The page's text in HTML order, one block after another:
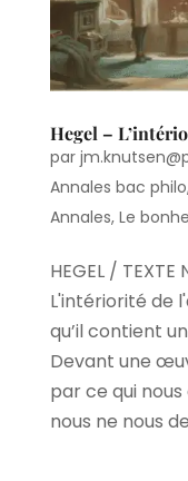
Hegel –
par
Annales bac philo
Annales, Le
HEGEL / TEXTE
L'intériorité de
qu’il contient
Devant une
par ce qui
nous ne nous